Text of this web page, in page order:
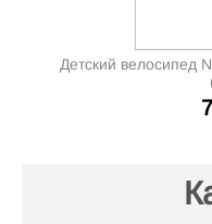
Детский велосипед